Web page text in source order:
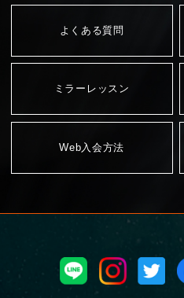
よくある質問
ミラーレッスン
Web入会方法